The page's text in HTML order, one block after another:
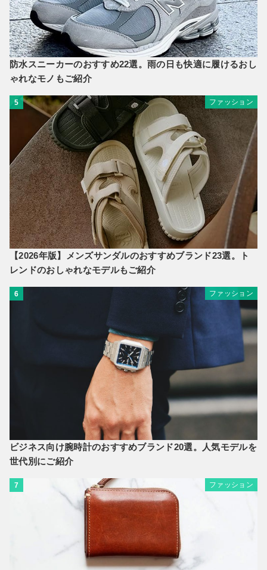
防水スニーカーのおすすめ22選。雨の日も快適に履けるおし
ゃれなモノもご紹介
5 ファッション
【2026年版】メンズサンダルのおすすめブランド23選。ト
レンドのおしゃれなモデルもご紹介
6 ファッション
ビジネス向け腕時計のおすすめブランド20選。人気モデルを
世代別にご紹介
7 ファッション